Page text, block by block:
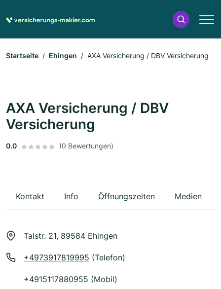
Startseite Ehingen AXA Versicherung / DBV Versicherung
AXA Versicherung / DBV
Versicherung
0.0 (0 Bewertungen)
Kontakt Info Öffnungszeiten Medien
Talstr. 21, 89584 Ehingen
+4973917819995 (Telefon)
+4915117880955 (Mobil)